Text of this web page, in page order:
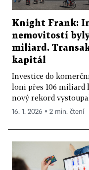
Knight Frank:
nemovitostí
miliard.
kapitál
Investice do
loni přes 106 miliard
nový rekord
16. 1. 2026 ▪ 2 min. čtení